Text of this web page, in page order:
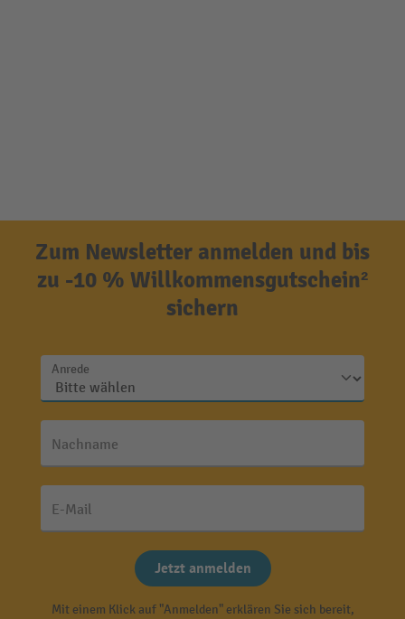
Zum Newsletter anmelden und bis
zu -10 % Willkommensgutschein²
sichern
Anrede
Nachname
E-Mail
Jetzt anmelden
Mit einem Klick auf "Anmelden" erklären Sie sich bereit,